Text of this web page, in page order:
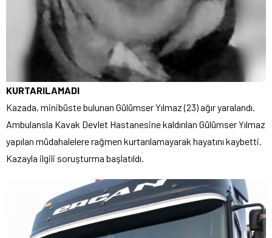
KURTARILAMADI
Kazada, minibüste bulunan Gülümser Yılmaz (23) ağır yaralandı.
Ambulansla Kavak Devlet Hastanesine kaldırılan Gülümser Yılmaz
yapılan müdahalelere rağmen kurtarılamayarak hayatını kaybetti.
Kazayla ilgili soruşturma başlatıldı.